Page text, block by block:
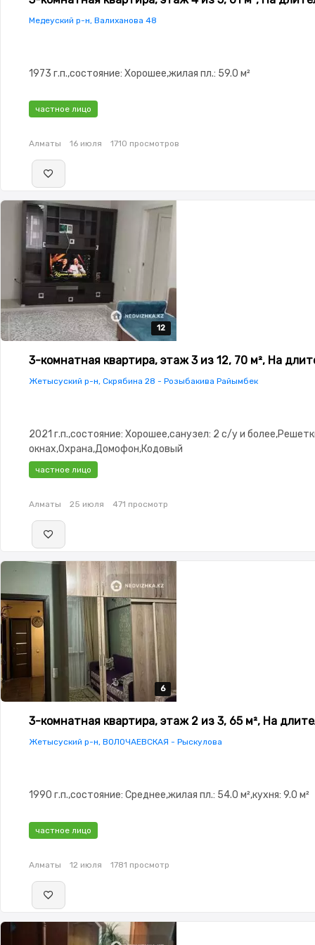
Медеуский р-н, Валиханова 48
1973 г.п.,состояние: Хорошее,жилая пл.: 59.0 м²
частное лицо
Алматы 16 июля 1710 просмотров
12
12
12
12
12
3-комнатная квартира, этаж 3 из 12, 70 м², На
Жетысуский р-н, Скрябина 28 - Розыбакива Райымбек
2021 г.п.,состояние: Хорошее,санузел: 2 с/у и
окнах,Охрана,Домофон,Кодовый
замок,Сигнализация,Видеонаблюдение,Пластиковые
окна,Улучшенная,Счётчики,Тихий двор
частное лицо
Алматы 25 июля 471 просмотр
6
6
6
6
6
3-комнатная квартира, этаж 2 из 3, 65 м², На
Жетысуский р-н, ВОЛОЧАЕВСКАЯ - Рыскулова
1990 г.п.,состояние: Среднее,жилая пл.: 54.0 м²,кухня: 9.0 м²
частное лицо
Алматы 12 июля 1781 просмотр